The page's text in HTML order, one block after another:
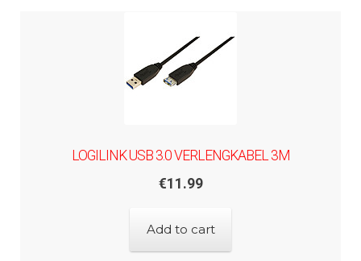
LOGILINK USB 3.0 VERLENGKABEL 3M
€11.99
Add to cart